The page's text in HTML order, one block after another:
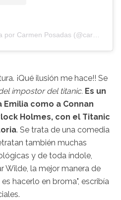
Una publicación compartida por Carmen Posadas (@carmenposadasescritora)
¡Qué ilusión me hace!! Se
impostor del titanic. Es un
como a Connan
Holmes, con el Titanic
. Se trata de una comedia
también muchas
y de toda índole,
Wilde, la mejor manera de
hacerlo en broma", escribía